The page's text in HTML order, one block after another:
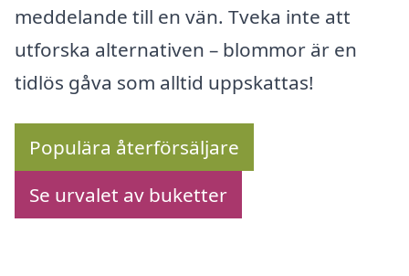
meddelande till en vän. Tveka inte att
utforska alternativen – blommor är en
tidlös gåva som alltid uppskattas!
Populära återförsäljare
Se urvalet av buketter